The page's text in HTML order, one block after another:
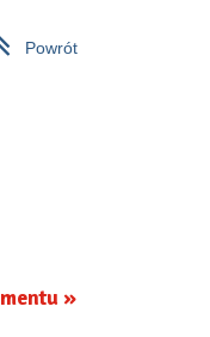
Powrót
»